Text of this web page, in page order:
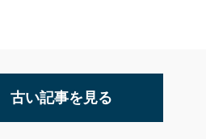
古い記事を見る